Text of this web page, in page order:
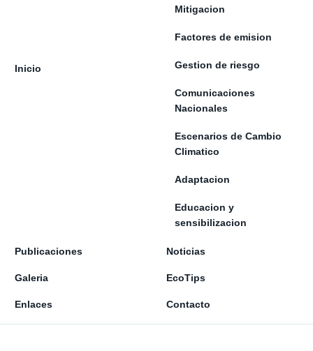
Inicio
Mitigacion
Factores de emision
Gestion de riesgo
Comunicaciones
Nacionales
Escenarios de Cambio
Climatico
Adaptacion
Educacion y
sensibilizacion
Publicaciones Noticias
Galeria EcoTips
Enlaces Contacto